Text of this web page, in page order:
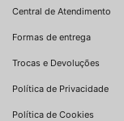
Central de Atendimento
Formas de entrega
Trocas e Devoluções
Política de Privacidade
Política de Cookies